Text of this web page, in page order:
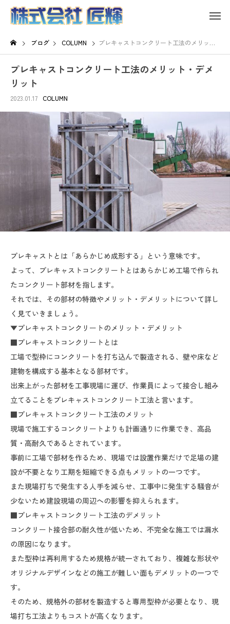
ブログ COLUMN プレキャストコンクリート工法のメリット・デメリット
プレキャストコンクリート工法のメリット・デメ
リット
2023.01.17 COLUMN
プレキャストとは「あらかじめ成形する」という意味です。
よって、プレキャストコンクリートとはあらかじめ工場で作られ
たコンクリート部材を指します。
それでは、その部材の特徴やメリット・デメリットについて詳し
く見ていきましょう。
▼プレキャストコンクリートのメリット・デメリット
■プレキャストコンクリートとは
工場で型枠にコンクリートを打ち込んで製造される、壁や床など
建物を構成する基本となる部材です。
出来上がった部材を工事現場に運び、作業員によって接合し組み
立てることをプレキャストコンクリート工法と言います。
■プレキャストコンクリート工法のメリット
現場で施工するコンクリートよりも計画通りに作業でき、高品
質・高耐久であるとされています。
事前に工場で部材を作るため、現場では設置作業だけで足場の建
設が不要となり工期を短縮できる点もメリットの一つです。
また現場打ちで発生する人手を減らせ、工事中に発生する騒音が
少ないため建設現場の周辺への影響を抑えられます。
■プレキャストコンクリート工法のデメリット
コンクリート接合部の耐久性が低いため、不完全な施工では漏水
の原因になります。
また型枠は再利用するため規格が統一されており、複雑な形状や
オリジナルデザインなどの施工が難しい面もデメリットの一つで
す。
そのため、規格外の部材を製造すると専用型枠が必要となり、現
場打ち工法よりもコストが高くなります。